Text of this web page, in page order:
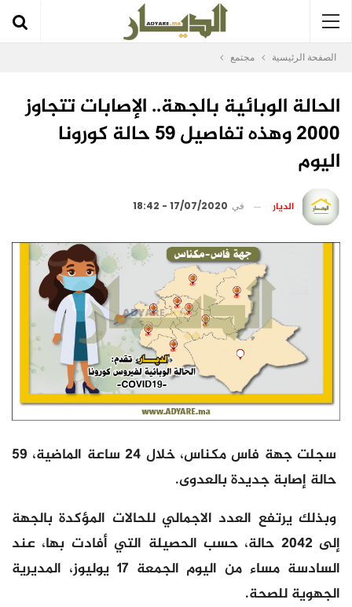
الصفحة الرئيسية مجتمع
الحالة الوبائية بالجهة.. الإصابات تتجاوز
2000 وهذه تفاصيل 59 حالة كورونا
اليوم
الديار في 17/07/2020 - 18:42
سجلت جهة فاس مكناس، خلال 24 ساعة الماضية، 59
حالة إصابة جديدة بالعدوى.
وبذلك يرتفع العدد الاجمالي للحالات المؤكدة بالجهة
إلى 2042 حالة، حسب الحصيلة التي أفادت بها، عند
السادسة مساء من اليوم الجمعة 17 يوليوز، المديرية
الجهوية للصحة.